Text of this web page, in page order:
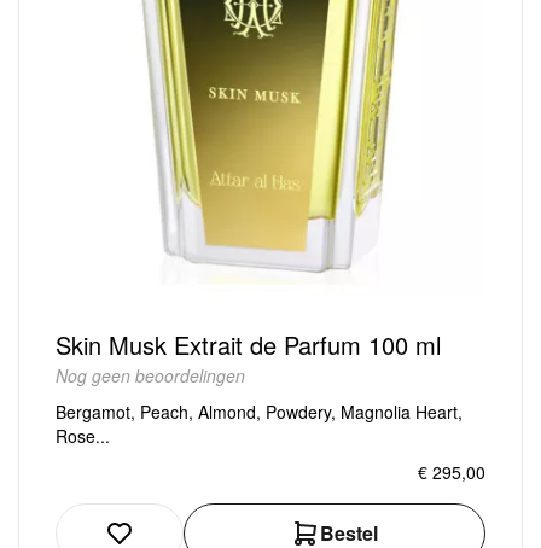
Skin Musk Extrait de Parfum 100 ml
Nog geen beoordelingen
Bergamot, Peach, Almond, Powdery, Magnolia Heart,
Rose...
€ 295,00
Bestel